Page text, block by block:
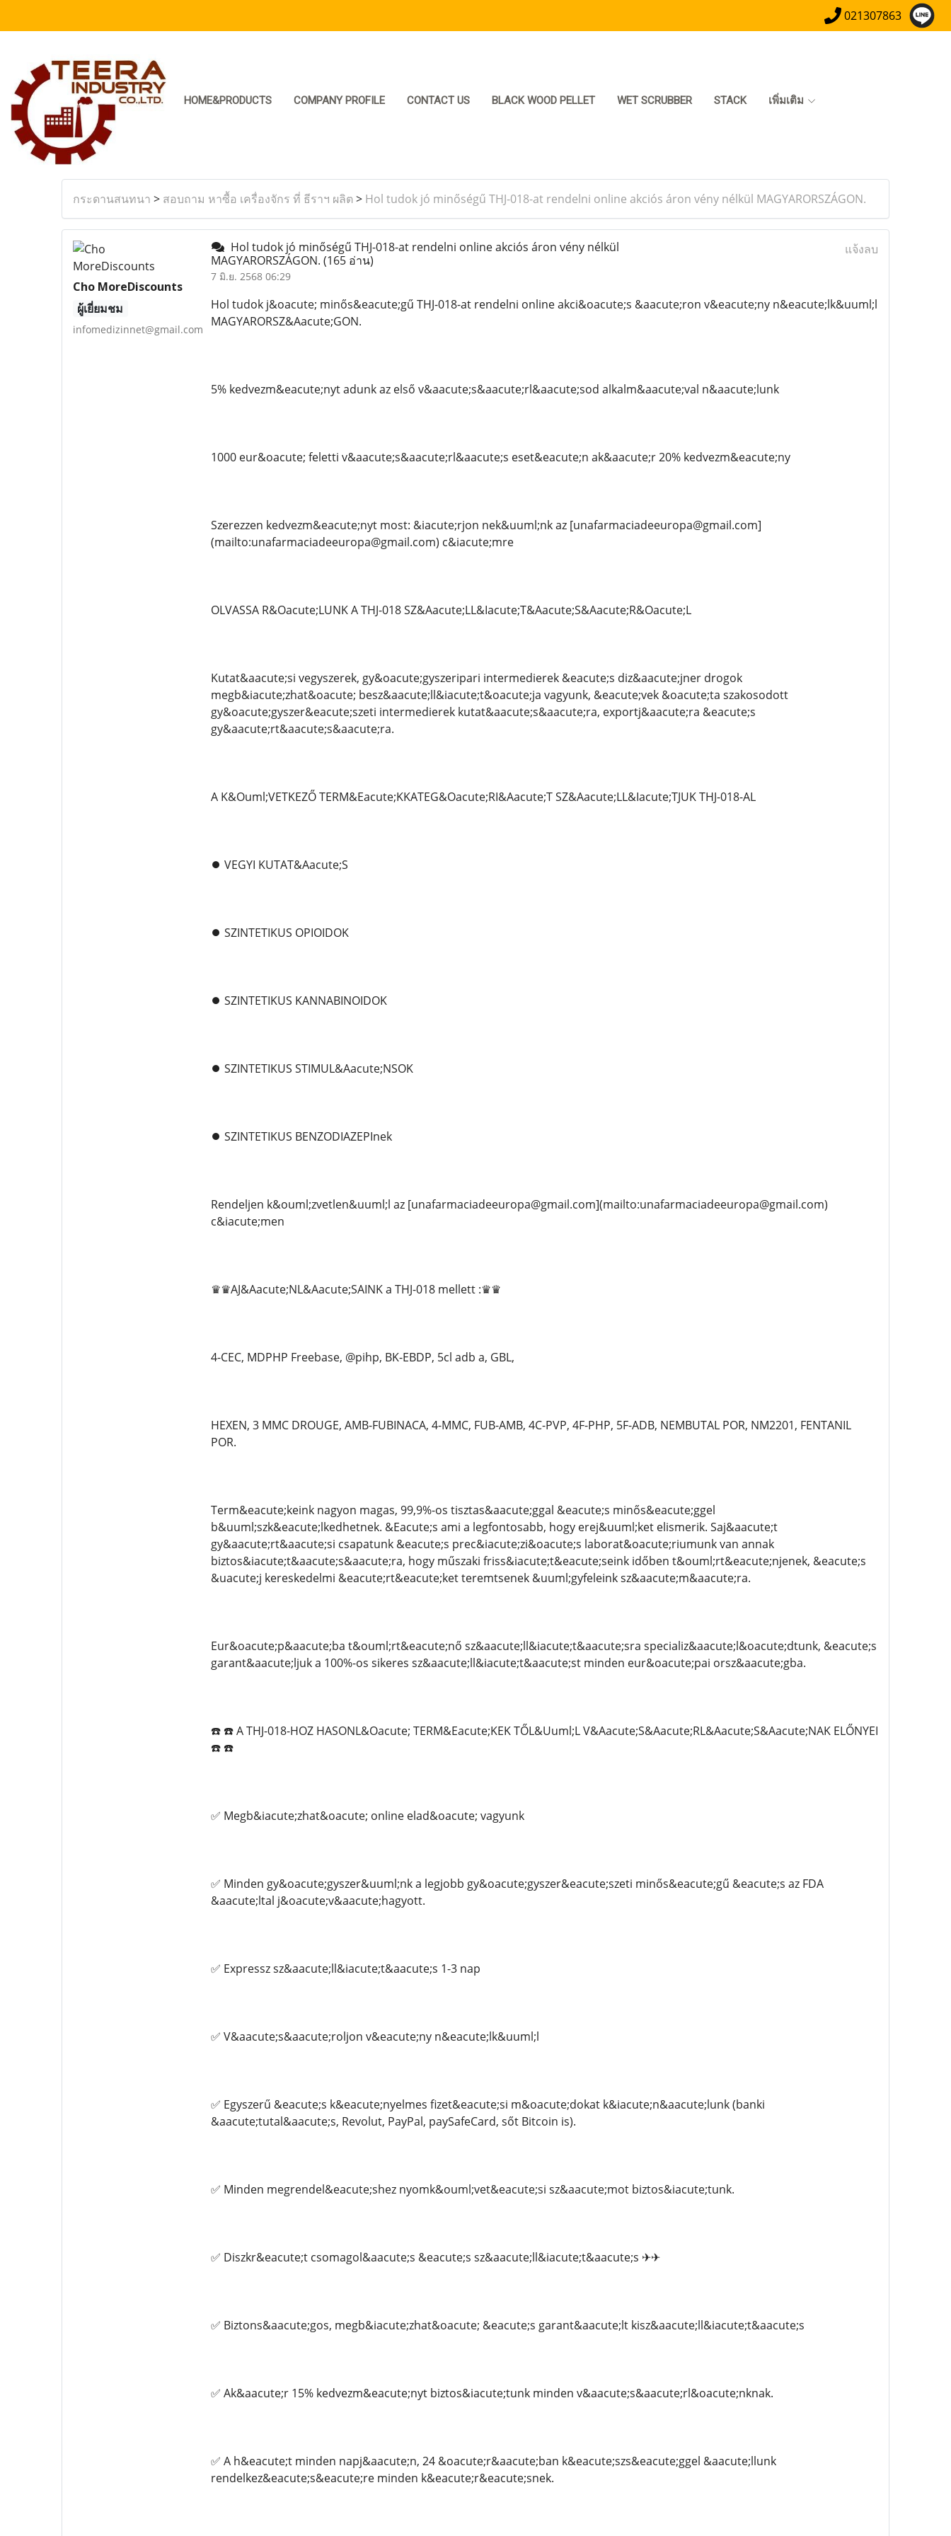
021307863
HOME&PRODUCTS COMPANY PROFILE CONTACT US BLACK WOOD PELLET WET SCRUBBER STACK เพิ่มเติม
กระดานสนทนา > สอบถาม หาซื้อ เครื่องจักร ที่ ธีราฯ ผลิต > Hol tudok jó minőségű THJ-018-at rendelni online akciós áron vény nélkül MAGYARORSZÁGON.
Cho MoreDiscounts
ผู้เยี่ยมชม
infomedizinnet@gmail.com
Hol tudok jó minőségű THJ-018-at rendelni online akciós áron vény nélkül
MAGYARORSZÁGON. (165 อ่าน)
7 มิ.ย. 2568 06:29
แจ้งลบ
Hol tudok j&oacute; minős&eacute;gű THJ-018-at rendelni online akci&oacute;s &aacute;ron v&eacute;ny n&eacute;lk&uuml;l
MAGYARORSZ&Aacute;GON.
5% kedvezm&eacute;nyt adunk az első v&aacute;s&aacute;rl&aacute;sod alkalm&aacute;val n&aacute;lunk
1000 eur&oacute; feletti v&aacute;s&aacute;rl&aacute;s eset&eacute;n ak&aacute;r 20% kedvezm&eacute;ny
Szerezzen kedvezm&eacute;nyt most: &iacute;rjon nek&uuml;nk az [unafarmaciadeeuropa@gmail.com]
(mailto:unafarmaciadeeuropa@gmail.com) c&iacute;mre
OLVASSA R&Oacute;LUNK A THJ-018 SZ&Aacute;LL&Iacute;T&Aacute;S&Aacute;R&Oacute;L
Kutat&aacute;si vegyszerek, gy&oacute;gyszeripari intermedierek &eacute;s diz&aacute;jner drogok
megb&iacute;zhat&oacute; besz&aacute;ll&iacute;t&oacute;ja vagyunk, &eacute;vek &oacute;ta szakosodott
gy&oacute;gyszer&eacute;szeti intermedierek kutat&aacute;s&aacute;ra, exportj&aacute;ra &eacute;s
gy&aacute;rt&aacute;s&aacute;ra.
A K&Ouml;VETKEZŐ TERM&Eacute;KKATEG&Oacute;RI&Aacute;T SZ&Aacute;LL&Iacute;TJUK THJ-018-AL
⏺️ VEGYI KUTAT&Aacute;S
⏺️ SZINTETIKUS OPIOIDOK
⏺️ SZINTETIKUS KANNABINOIDOK
⏺️ SZINTETIKUS STIMUL&Aacute;NSOK
⏺️ SZINTETIKUS BENZODIAZEPInek
Rendeljen k&ouml;zvetlen&uuml;l az [unafarmaciadeeuropa@gmail.com](mailto:unafarmaciadeeuropa@gmail.com)
c&iacute;men
♛♛AJ&Aacute;NL&Aacute;SAINK a THJ-018 mellett :♛♛
4-CEC, MDPHP Freebase, @pihp, BK-EBDP, 5cl adb a, GBL,
HEXEN, 3 MMC DROUGE, AMB-FUBINACA, 4-MMC, FUB-AMB, 4C-PVP, 4F-PHP, 5F-ADB, NEMBUTAL POR, NM2201, FENTANIL
POR.
Term&eacute;keink nagyon magas, 99,9%-os tisztas&aacute;ggal &eacute;s minős&eacute;ggel
b&uuml;szk&eacute;lkedhetnek. &Eacute;s ami a legfontosabb, hogy erej&uuml;ket elismerik. Saj&aacute;t
gy&aacute;rt&aacute;si csapatunk &eacute;s prec&iacute;zi&oacute;s laborat&oacute;riumunk van annak
biztos&iacute;t&aacute;s&aacute;ra, hogy műszaki friss&iacute;t&eacute;seink időben t&ouml;rt&eacute;njenek, &eacute;s
&uacute;j kereskedelmi &eacute;rt&eacute;ket teremtsenek &uuml;gyfeleink sz&aacute;m&aacute;ra.
Eur&oacute;p&aacute;ba t&ouml;rt&eacute;nő sz&aacute;ll&iacute;t&aacute;sra specializ&aacute;l&oacute;dtunk, &eacute;s
garant&aacute;ljuk a 100%-os sikeres sz&aacute;ll&iacute;t&aacute;st minden eur&oacute;pai orsz&aacute;gba.
☎️ ☎️ A THJ-018-HOZ HASONL&Oacute; TERM&Eacute;KEK TŐL&Uuml;L V&Aacute;S&Aacute;RL&Aacute;S&Aacute;NAK ELŐNYEI
☎️ ☎️
✅ Megb&iacute;zhat&oacute; online elad&oacute; vagyunk
✅ Minden gy&oacute;gyszer&uuml;nk a legjobb gy&oacute;gyszer&eacute;szeti minős&eacute;gű &eacute;s az FDA
&aacute;ltal j&oacute;v&aacute;hagyott.
✅ Expressz sz&aacute;ll&iacute;t&aacute;s 1-3 nap
✅ V&aacute;s&aacute;roljon v&eacute;ny n&eacute;lk&uuml;l
✅ Egyszerű &eacute;s k&eacute;nyelmes fizet&eacute;si m&oacute;dokat k&iacute;n&aacute;lunk (banki
&aacute;tutal&aacute;s, Revolut, PayPal, paySafeCard, sőt Bitcoin is).
✅ Minden megrendel&eacute;shez nyomk&ouml;vet&eacute;si sz&aacute;mot biztos&iacute;tunk.
✅ Diszkr&eacute;t csomagol&aacute;s &eacute;s sz&aacute;ll&iacute;t&aacute;s ✈✈
✅ Biztons&aacute;gos, megb&iacute;zhat&oacute; &eacute;s garant&aacute;lt kisz&aacute;ll&iacute;t&aacute;s
✅ Ak&aacute;r 15% kedvezm&eacute;nyt biztos&iacute;tunk minden v&aacute;s&aacute;rl&oacute;nknak.
✅ A h&eacute;t minden napj&aacute;n, 24 &oacute;r&aacute;ban k&eacute;szs&eacute;ggel &aacute;llunk
rendelkez&eacute;s&eacute;re minden k&eacute;r&eacute;snek.